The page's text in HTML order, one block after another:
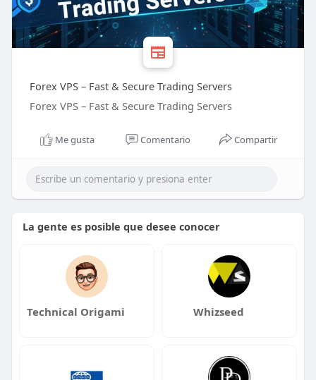
Forex VPS – Fast & Secure Trading Servers
Forex VPS – Fast & Secure Trading Servers
Me gusta Comentario Compartir
La gente es posible que desee conocer
Technical Origami Whizseed